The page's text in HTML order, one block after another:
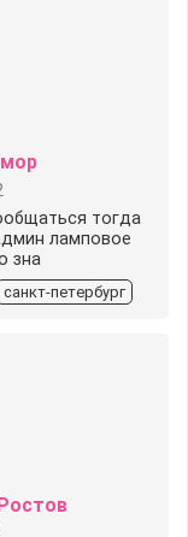
тогда
ламповое
зна
санкт-петербург